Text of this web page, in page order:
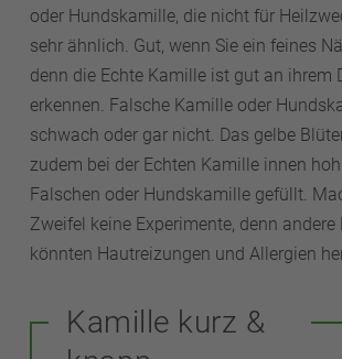
oder Hundskamille, die nicht für
sehr ähnlich. Gut, wenn Sie ein feines
denn die Echte Kamille ist gut an ihrem
erkennen. Falsche Kamille oder
schwach oder gar nicht. Das gelbe
zudem bei der Echten Kamille innen
Falschen oder Hundskamille gefüllt.
Zweifel keine Experimente, denn
könnten Hautreizungen und Allergien
Kamille kurz &